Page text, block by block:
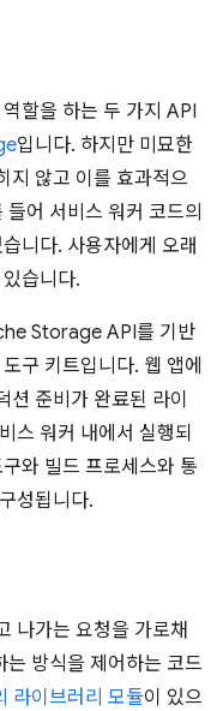
할을 하는 두 가지 API
입니다. 하지만 미묘한
지 않고 이를 효과적으
어 서비스 워커 코드의
니다. 사용자에게 오래
습니다.
Storage API를 기반
구 키트입니다. 웹 앱에
준비가 완료된 라이
스 워커 내에서 실행되
와 빌드 프로세스와 통
성됩니다.
나가는 요청을 가로채
방식을 제어하는 코드
라이브러리 모듈이 있으